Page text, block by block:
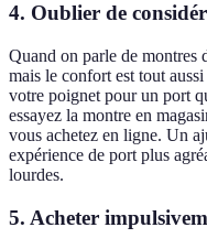
4. Oublier de
Quand on parle de montres
mais le confort est tout
votre poignet pour un port
essayez la montre en
vous achetez en ligne. Un
expérience de port plus
lourdes.
5. Acheter